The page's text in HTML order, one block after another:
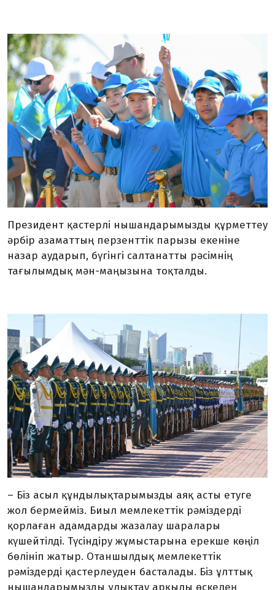
Президент қастерлі нышандарымызды құрметтеу
әрбір азаматтың перзенттік парызы екеніне
назар аударып, бүгінгі салтанатты рәсімнің
тағылымдық мән-маңызына тоқталды.
– Біз асыл құндылықтарымызды аяқ асты етуге
жол бермейміз. Биыл мемлекеттік рәміздерді
қорлаған адамдарды жазалау шаралары
күшейтілді. Түсіндіру жұмыстарына ерекше көңіл
бөлініп жатыр. Отаншылдық мемлекеттік
рәміздерді қастерлеуден басталады. Біз ұлттық
нышандарымызды ұлықтау арқылы өскелең